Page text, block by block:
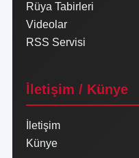
Rüya Tabirleri
Videolar
RSS Servisi
İletişim / Künye
İletişim
Künye